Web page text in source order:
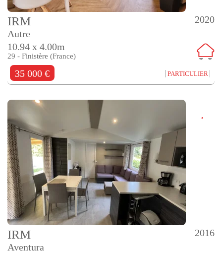
2020
IRM
Autre
10.94 x 4.00m
29 - Finistère (France)
35 000 € PARTICULIER
2016
IRM
Aventura